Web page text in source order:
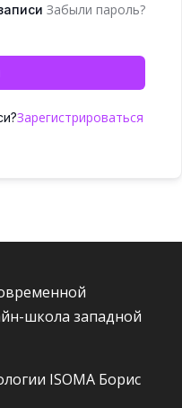
Забыли пароль?
Зарегистрироваться
школа западной
ISOMA Борис